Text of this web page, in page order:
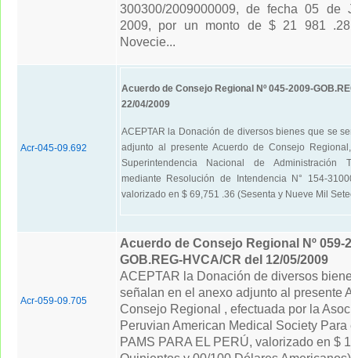
300300/2009000009, de fecha 05 de
2009, por un monto de $ 21 981
Novecie...
Acr-045-09.692
Acuerdo de Consejo Regional Nº 045-2009-
22/04/2009
ACEPTAR la Donación de diversos bienes que se
adjunto al presente Acuerdo de Consejo
Superintendencia Nacional de Administración
mediante Resolución de Intendencia N° 154-
valorizado en $ 69,751 .36 (Sesenta y Nueve Mil
Acr-059-09.705
Acuerdo de Consejo Regional Nº 059-
GOB.REG-HVCA/CR del 12/05/2009
ACEPTAR la Donación de diversos
señalan en el anexo adjunto al presente
Consejo Regional , efectuada por la
Peruvian American Medical Society Para
PAMS PARA EL PERÚ, valorizado en $